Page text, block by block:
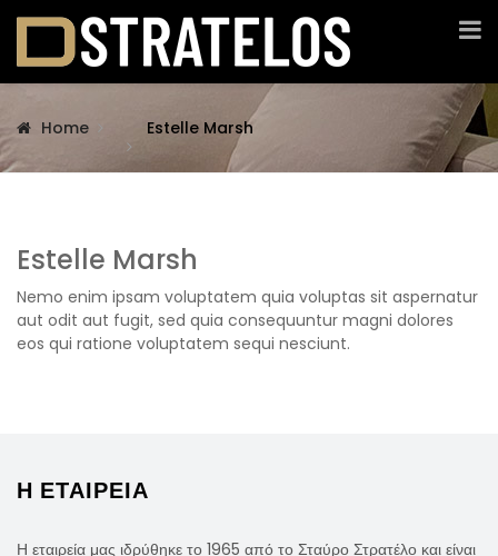
Home Estelle Marsh
Estelle Marsh
Nemo enim ipsam voluptatem quia voluptas sit aspernatur
aut odit aut fugit, sed quia consequuntur magni dolores
eos qui ratione voluptatem sequi nesciunt.
Η ΕΤΑΙΡΕΙΑ
Η εταιρεία μας ιδρύθηκε το 1965 από το Σταύρο Στρατέλο και είναι